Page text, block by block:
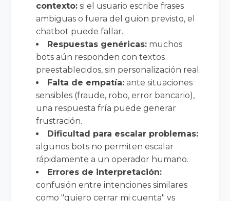
contexto: si el usuario escribe frases
ambiguas o fuera del guion previsto, el
chatbot puede fallar.
Respuestas genéricas: muchos
bots aún responden con textos
preestablecidos, sin personalización real.
Falta de empatía: ante situaciones
sensibles (fraude, robo, error bancario),
una respuesta fría puede generar
frustración.
Dificultad para escalar problemas:
algunos bots no permiten escalar
rápidamente a un operador humano.
Errores de interpretación:
confusión entre intenciones similares
como "quiero cerrar mi cuenta" vs